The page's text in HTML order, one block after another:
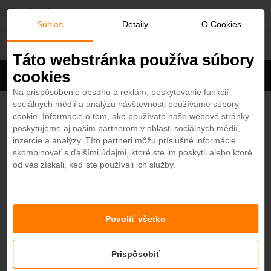
ú
Omán
Filter
Zobrazených 1z 12 hotelov Zobraziť všetky
dusitD2 Naseem Resort Jabal Akhdar 4*
4,3
Omán - Púštny hotel
Nenašli ste hotel podľa svojich predstáv?
Zobraziť hotely
Súhlas Detaily O Cookies
Táto webstránka používa súbory
cookies
Na prispôsobenie obsahu a reklám, poskytovanie funkcií
sociálnych médií a analýzu návštevnosti používame súbory
cookie. Informácie o tom, ako používate naše webové stránky,
poskytujeme aj našim partnerom v oblasti sociálnych médií,
inzercie a analýzy. Títo partneri môžu príslušné informácie
skombinovať s ďalšími údajmi, ktoré ste im poskytli alebo ktoré
od vás získali, keď ste používali ich služby.
Prispôsobiť
Povoliť všetko